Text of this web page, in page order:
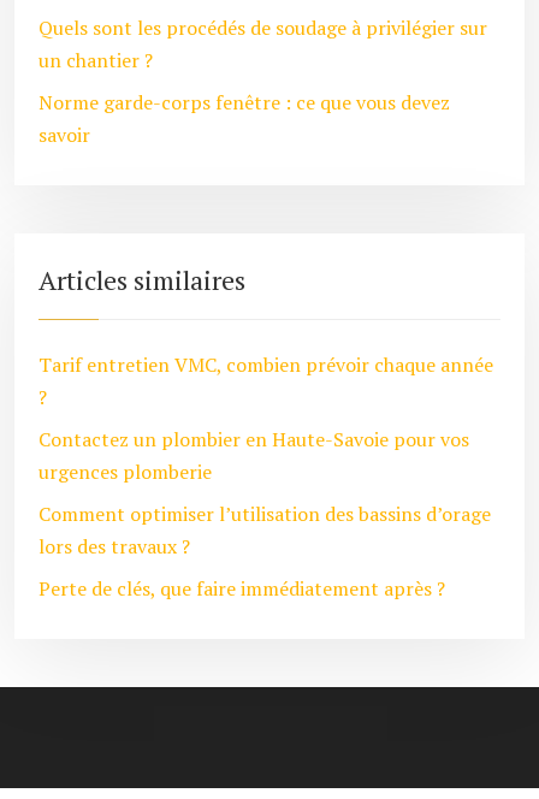
Quels sont les procédés de soudage à privilégier sur
un chantier ?
Norme garde-corps fenêtre : ce que vous devez
savoir
Articles similaires
Tarif entretien VMC, combien prévoir chaque année
?
Contactez un plombier en Haute-Savoie pour vos
urgences plomberie
Comment optimiser l’utilisation des bassins d’orage
lors des travaux ?
Perte de clés, que faire immédiatement après ?